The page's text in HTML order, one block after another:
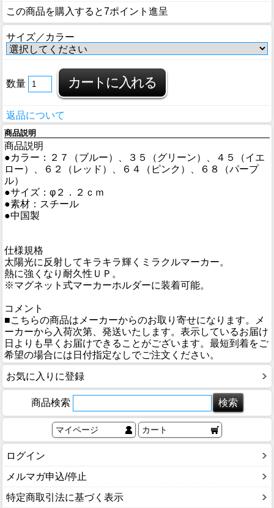
この商品を購入すると7ポイント進呈
サイズ／カラー
数量
返品について
商品説明
商品説明
●カラー：２７（ブルー）、３５（グリーン）、４５（イエ
ロー）、６２（レッド）、６４（ピンク）、６８（パープ
ル）
●サイズ：φ２．２ｃｍ
●素材：スチール
●中国製
仕様規格
太陽光に反射してキラキラ輝くミラクルマーカー。
熱に強くなり耐久性ＵＰ。
※マグネット式マーカーホルダーに装着可能。
コメント
■こちらの商品はメーカーからのお取り寄せになります。メ
ーカーから入荷次第、発送いたします。表示しているお届け
日よりも早くお届けできることがございます。最短到着をご
希望の場合には日付指定なしでご注文ください。
お気に入りに登録
商品検索
マイページ カート
ログイン
メルマガ申込/停止
特定商取引法に基づく表示